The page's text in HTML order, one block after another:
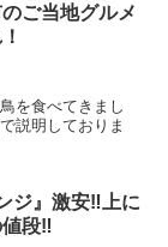
ご当地グルメ
を食べてきまし
説明しておりま
ジ』激安‼️上に
段‼️